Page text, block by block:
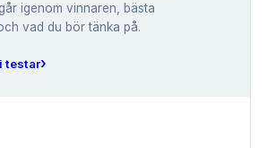
igenom vinnaren, bästa
vad du bör tänka på.
testar›